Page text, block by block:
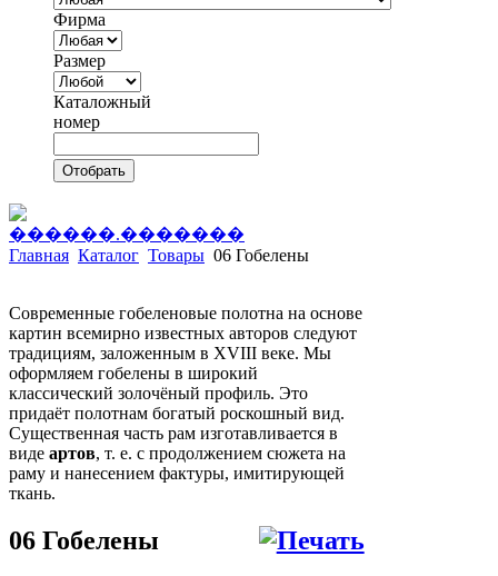
Фирма
Размер
Каталожный
номер
Отобрать
Главная Каталог Товары 06 Гобелены
Современные гобеленовые полотна на основе
картин всемирно известных авторов следуют
традициям, заложенным в XVIII веке. Мы
оформляем гобелены в широкий
классический золочёный профиль. Это
придаёт полотнам богатый роскошный вид.
Существенная часть рам изготавливается в
виде артов, т. е. с продолжением сюжета на
раму и нанесением фактуры, имитирующей
ткань.
06 Гобелены